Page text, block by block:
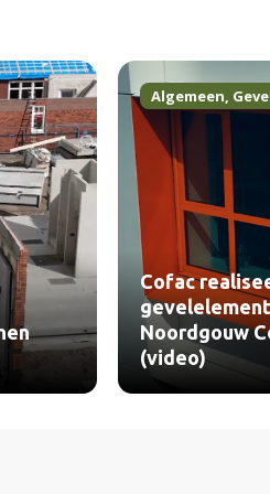
Algemeen,
Cofac
Noordgouw
(video)